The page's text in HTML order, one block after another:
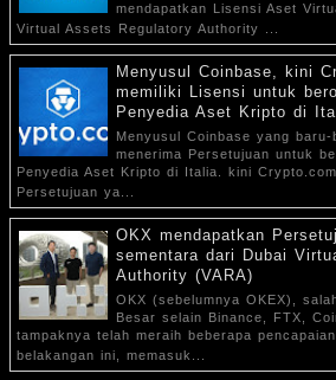
mendapatkan Lisensi Aset
Virtual Assets Regulatory Authority ...
Menyusul Coinbase, kini
memiliki Lisensi untuk
Penyedia Aset Kripto di
Menyusul Coinbase yang
menerima Persetujuan untuk
Penyedia Aset Kripto di Italia. kini
Persetujuan ya...
OKX mendapatkan
sementara dari Dubai
Authority (VARA)
OKX (sebelumnya OKEX),
Besar selain Binance, FTX,
tampaknya telah meraih beberapa
belakangan ini, memasuk...